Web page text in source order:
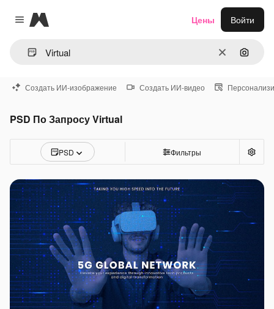
Close menu
Magnific
ОчиститьПоиск
Цены Войти
Создать ИИ-изображение Создать ИИ-видео
PSD По Запросу Virtual
PSD Фильтры